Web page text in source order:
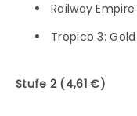
Railway
Tropico 3:
Stufe 2 (4,61 €)